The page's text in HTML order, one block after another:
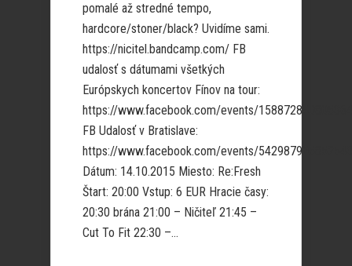
pomalé až stredné tempo,
hardcore/stoner/black? Uvidíme sami.
https://nicitel.bandcamp.com/ FB
udalosť s dátumami všetkých
Európskych koncertov Fínov na tour:
https://www.facebook.com/events/
FB Udalosť v Bratislave:
https://www.facebook.com/events/
Dátum: 14.10.2015 Miesto: Re:Fresh
Štart: 20:00 Vstup: 6 EUR Hracie časy:
20:30 brána 21:00 – Ničiteľ 21:45 –
Cut To Fit 22:30 –...